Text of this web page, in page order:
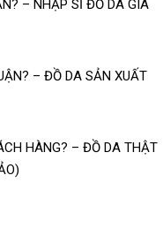
– NHẬP SỈ ĐỒ DA GIÁ
– ĐỒ DA SẢN XUẤT
HÀNG? – ĐỒ DA THẬT